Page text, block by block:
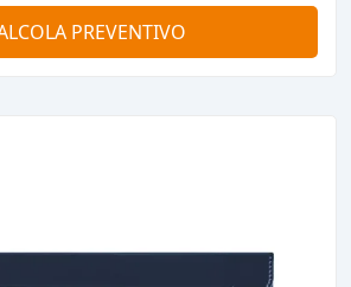
PREVENTIVO